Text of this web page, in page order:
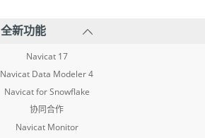
全新功能
Navicat 17
Navicat Data Modeler 4
Navicat for Snowflake
协同合作
Navicat Monitor